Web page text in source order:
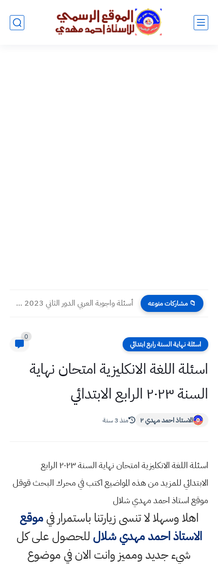
📁 مشاركات منوعه أسئلة واجوبة العربي الدور الثاني 2023 صف السادس التطبيقي
اسئلة نهاية السنة رابع ابتدائي
0
اسئلة اللغة الانكليزية امتحان نهاية
السنة ٢٠٢٣ الرابع الابتدائي
الاستاذ احمد مهدي ٢ منذ 3 سنة
اسئلة اللغة الانكليزية امتحان نهاية السنة ٢٠٢٣ الرابع
الابتدائي للمزيد من هذه المواضيع اكتب في محرك البحث قوقل
موقع استاذ احمد مهدي شلال
اهلا وسهلالا تنسى زيارتنا باستمرار فيموقع
الاستاذ احمد مهدي شلال للحصول على كل
شيء جديد ومميز وانت الان في موضوع